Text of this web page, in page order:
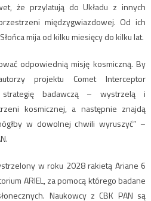
że przylatują do Układu z innych
międzygwiazdowej. Od ich
mija od kilku miesięcy do kilku lat.
odpowiednią misję kosmiczną. By
projektu Comet Interceptor
strategię badawczą – wystrzelą i
kosmicznej, a następnie znajdą
w dowolnej chwili wyruszyć” –
w roku 2028 rakietą Ariane 6
ARIEL, za pomocą którego badane
Naukowcy z CBK PAN są